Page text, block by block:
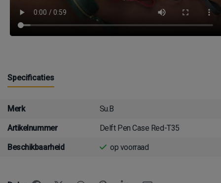
Specificaties
Merk Su.B
Artikelnummer Delft Pen Case Red-T35
Beschikbaarheid op voorraad